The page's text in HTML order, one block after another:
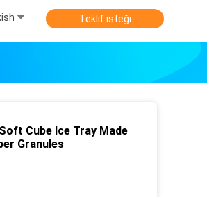
Teklif isteği
Cube Ice Tray Made
Granules